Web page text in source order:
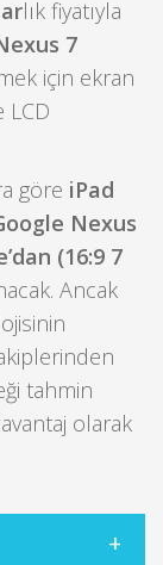
lık fiyatıyla
7
için ekran
göre iPad
Nexus
(16:9 7
Ancak
tahmin
olarak